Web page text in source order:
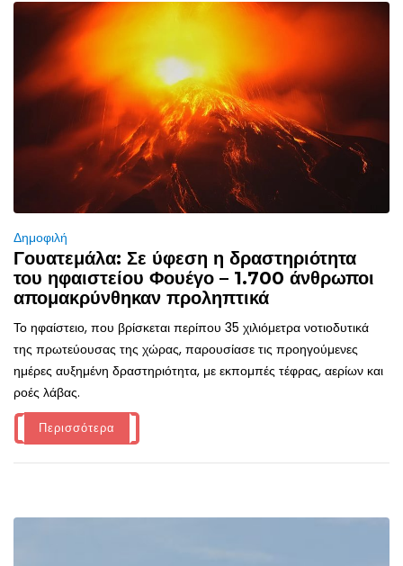
Δημοφιλή
Γουατεμάλα: Σε ύφεση η δραστηριότητα
του ηφαιστείου Φουέγο – 1.700 άνθρωποι
απομακρύνθηκαν προληπτικά
Το ηφαίστειο, που βρίσκεται περίπου 35 χιλιόμετρα νοτιοδυτικά
της πρωτεύουσας της χώρας, παρουσίασε τις προηγούμενες
ημέρες αυξημένη δραστηριότητα, με εκπομπές τέφρας, αερίων και
ροές λάβας.
Περισσότερα